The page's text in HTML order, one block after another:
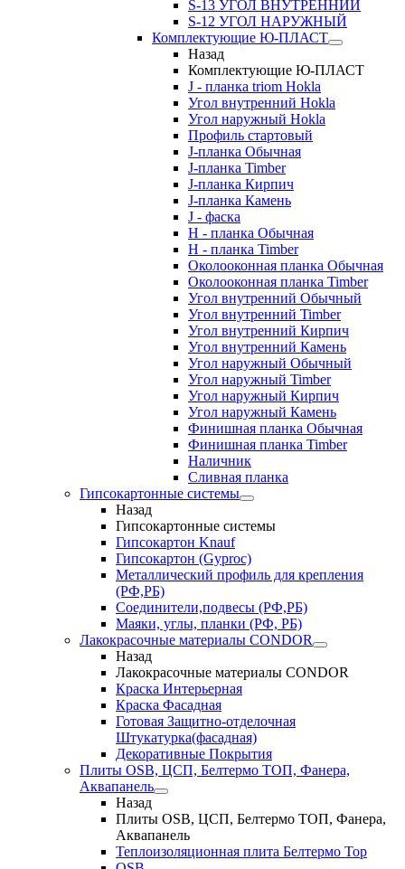
S-13 УГОЛ ВНУТРЕННИЙ
S-12 УГОЛ НАРУЖНЫЙ
Комплектующие Ю-ПЛАСТ
Назад
Комплектующие Ю-ПЛАСТ
J - планка triom Hokla
Угол внутренний Hokla
Угол наружный Hokla
Профиль стартовый
J-планка Обычная
J-планка Timber
J-планка Кирпич
J-планка Камень
J - фаска
Н - планка Обычная
Н - планка Timber
Околооконная планка Обычная
Околооконная планка Timber
Угол внутренний Обычный
Угол внутренний Timber
Угол внутренний Кирпич
Угол внутренний Камень
Угол наружный Обычный
Угол наружный Timber
Угол наружный Кирпич
Угол наружный Камень
Финишная планка Обычная
Финишная планка Timber
Наличник
Сливная планка
Гипсокартонные системы
Назад
Гипсокартонные системы
Гипсокартон Knauf
Гипсокартон (Gyproc)
Металлический профиль для крепления
(РФ,РБ)
Соединители,подвесы (РФ,РБ)
Маяки, углы, планки (РФ, РБ)
Лакокрасочные материалы CONDOR
Назад
Лакокрасочные материалы CONDOR
Краска Интерьерная
Краска Фасадная
Готовая Защитно-отделочная
Штукатурка(фасадная)
Декоративные Покрытия
Плиты OSB, ЦСП, Белтермо ТОП, Фанера,
Аквапанель
Назад
Плиты OSB, ЦСП, Белтермо ТОП, Фанера,
Аквапанель
Теплоизоляционная плита Белтермо Top